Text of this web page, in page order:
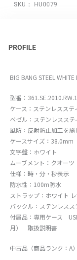
SKU： HU0079
PROFILE
BIG BANG STEEL WHITE
型番：
ケース：ステンレスステ
ベゼル：ステンレスステ
風防：反射防止加工を
ケースサイズ：38.0mm
文字盤：ホワイト
ムーブメント：クオーツ
仕様：時・分・秒表示
防水性：100m防水
ストラップ：ホワイト
バックル：ステンレス
付属品：専用ケース
月） 取扱説明書
中古品（商品ランク：A）